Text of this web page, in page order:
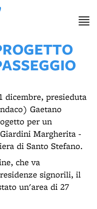
dicembre, presieduta
Gaetano
per un
Margherita -
di Santo Stefano.
che va
signorili, il
un'area di 27